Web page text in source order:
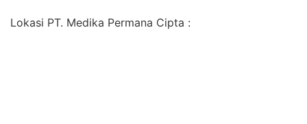
Lokasi PT. Medika Permana Cipta :